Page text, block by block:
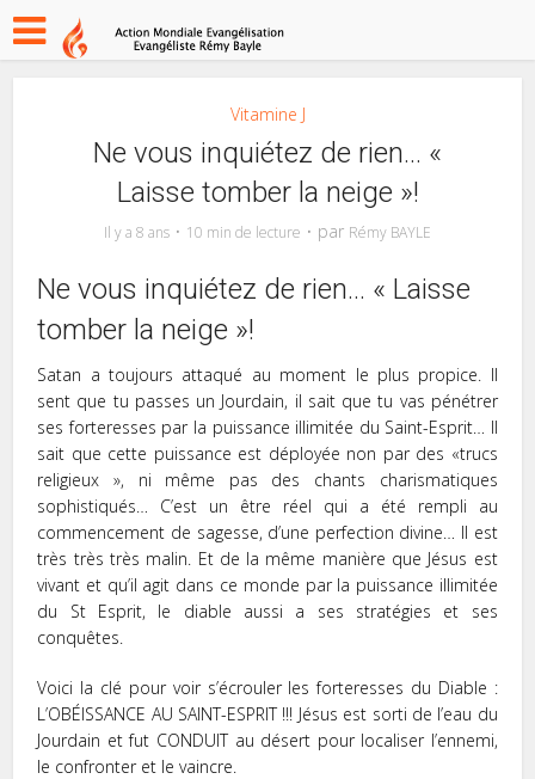
Vitamine J
Ne vous inquiétez de rien… «
Laisse tomber la neige »!
Il y a 8 ans 10 min de lecture par Rémy BAYLE
Ne vous inquiétez de rien… « Laisse
tomber la neige »!
Satan a toujours attaqué au moment le plus propice. Il
sent que tu passes un Jourdain, il sait que tu vas pénétrer
ses forteresses par la puissance illimitée du Saint-Esprit… Il
sait que cette puissance est déployée non par des «trucs
religieux », ni même pas des chants charismatiques
sophistiqués… C’est un être réel qui a été rempli au
commencement de sagesse, d’une perfection divine… Il est
très très très malin. Et de la même manière que Jésus est
vivant et qu’il agit dans ce monde par la puissance illimitée
du St Esprit, le diable aussi a ses stratégies et ses
conquêtes.
Voici la clé pour voir s’écrouler les forteresses du Diable :
L’OBÉISSANCE AU SAINT-ESPRIT !!! Jésus est sorti de l’eau du
Jourdain et fut CONDUIT au désert pour localiser l’ennemi,
le confronter et le vaincre.